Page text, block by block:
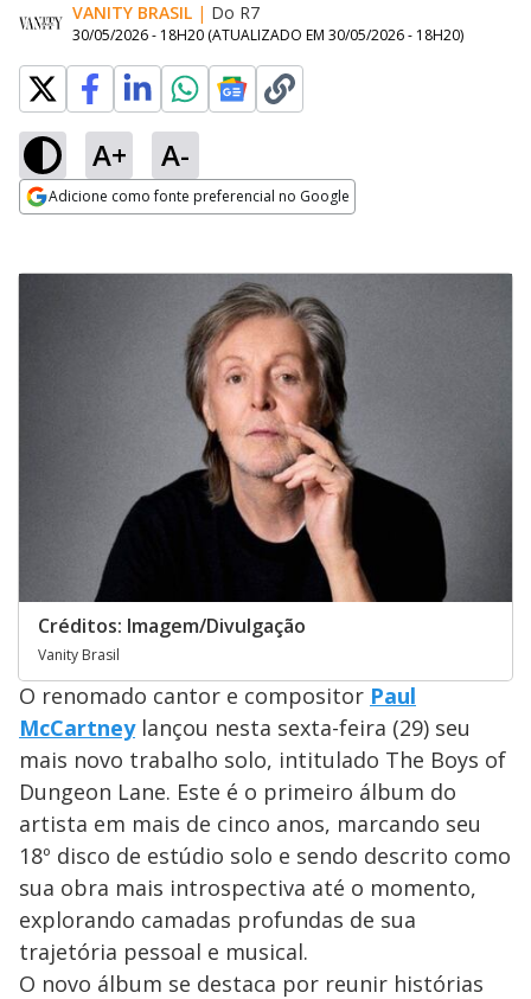
VANITY BRASIL | Do R7
30/05/2026 - 18H20 (ATUALIZADO EM 30/05/2026 - 18H20)
A+ A-
Adicione como fonte preferencial no Google
Créditos: Imagem/Divulgação
Vanity Brasil
O renomado cantor e compositor Paul
McCartneylançou nesta sexta-feira (29) seu
mais novo trabalho solo, intitulado The Boys of
Dungeon Lane. Este é o primeiro álbum do
artista em mais de cinco anos, marcando seu
18º disco de estúdio solo e sendo descrito como
sua obra mais introspectiva até o momento,
explorando camadas profundas de sua
trajetória pessoal e musical.
O novo álbum se destaca por reunir histórias